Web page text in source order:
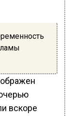
вскоре